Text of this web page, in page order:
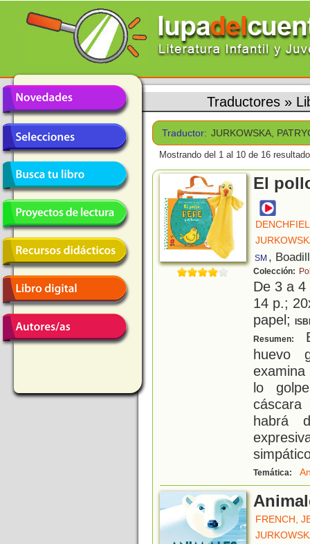
Traductores »
Traductor: JURKOWSKA,
Mostrando del 1 al 10 de 16
El
SM ,
Colección:
De 3 a
14 p.;
papel;
Resumen:
huevo
examina
lo
habrá
Temática:
FRENCH,